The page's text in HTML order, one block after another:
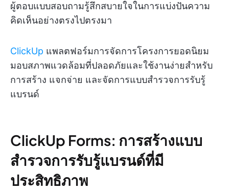
ผู้ตอบแบบสอบถามรู้สึกสบายใจในการแบ่งปันความ
คิดเห็นอย่างตรงไปตรงมา
ClickUp แพลตฟอร์มการจัดการโครงการยอดนิยม
มอบสภาพแวดล้อมที่ปลอดภัยและใช้งานง่ายสำหรับ
การสร้าง แจกจ่าย และจัดการแบบสำรวจการรับรู้
แบรนด์
ClickUp Forms: การสร้างแบบ
สำรวจการรับรู้แบรนด์ที่มี
ประสิทธิภาพ